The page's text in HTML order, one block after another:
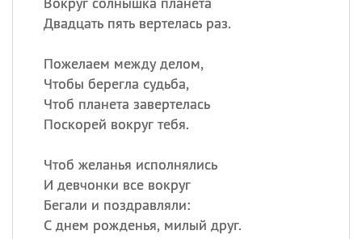
Двадцать пять вертелась раз.
Пожелаем между делом,
Чтобы берегла судьба,
Чтоб планета завертелась
Поскорей вокруг тебя.
Чтоб желанья исполнялись
И девчонки все вокруг
Бегали и поздравляли:
С днем рожденья, милый друг.